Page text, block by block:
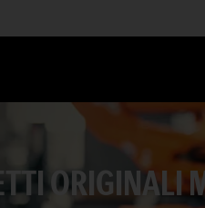
ORIGINALI